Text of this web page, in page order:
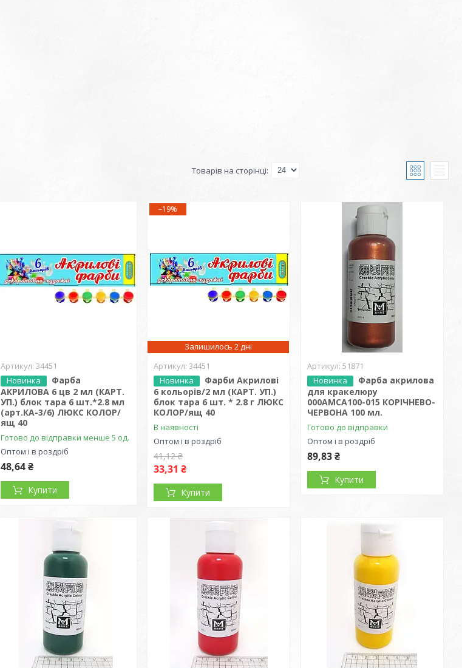
34451
Новинка
Фарба
АКРИЛОВА 6 цв 2 мл (КАРТ.
УП.) блок тара 6 шт.*2.8 мл
(арт.КА-3/6) ЛЮКС КОЛОР/
ящ 40
Готово до відправки менше 5 од.
Оптом і в роздріб
48,64 ₴
Купити
–19%
Залишилось 2 дні
34451
Новинка
Фарби Акрилові
6 кольорів/2 мл (КАРТ. УП.)
блок тара 6 шт. * 2.8 г ЛЮКС
КОЛОР/ящ 40
В наявності
Оптом і в роздріб
41,12 ₴
33,31 ₴
Купити
51871
Новинка
Фарба акрилова
для кракелюру
000АМСА100-015 КОРІЧНЕВО-
ЧЕРВОНА 100 мл.
Готово до відправки
Оптом і в роздріб
89,83 ₴
Купити